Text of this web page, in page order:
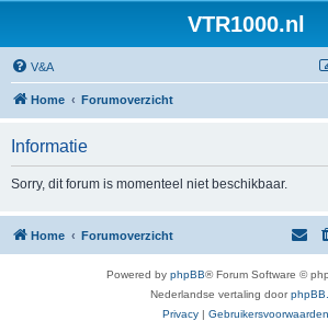
VTR1000.nl
V&A
Home Forumoverzicht
Informatie
Sorry, dit forum is momenteel niet beschikbaar.
Home Forumoverzicht
Powered by phpBB® Forum Software ©
Nederlandse vertaling door
Privacy | Gebruikersvoorwaarden